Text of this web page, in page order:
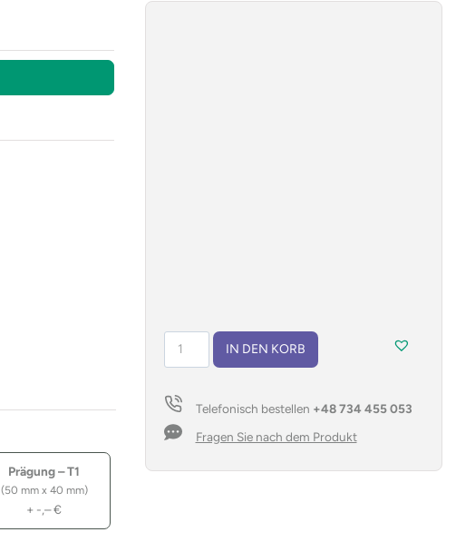
Prägung – T1
(50 mm x 40 mm)
+ -,–€
Notizbuch
Menge
IN DEN KORB
Telefonisch bestellen +48 734 455 053
Fragen Sie nach dem Produkt